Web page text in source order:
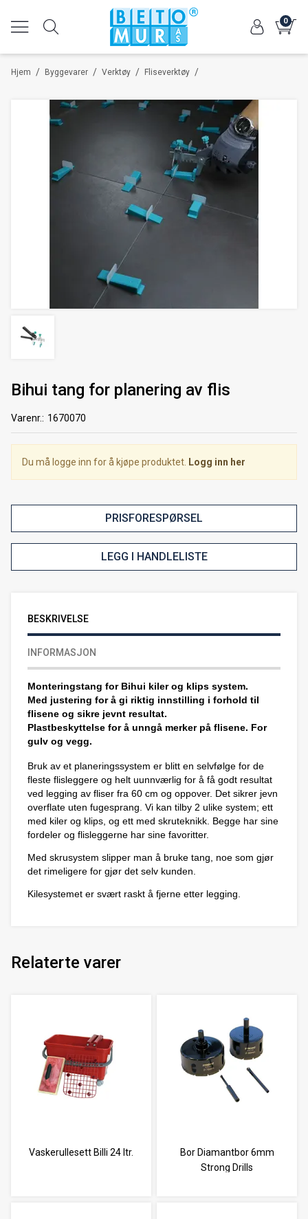
0
/
Hjem /
Byggevarer /
Verktøy /
Fliseverktøy
Bihui tang for planering av flis
Varenr.: 1670070
Du må logge inn for å kjøpe produktet. Logg inn her
PRISFORESPØRSEL
LEGG I HANDLELISTE
BESKRIVELSE
INFORMASJON
Monteringstang for Bihui kiler og klips system.
Med justering for å gi riktig innstilling i forhold til
flisene og sikre jevnt resultat.
Plastbeskyttelse for å unngå merker på flisene. For
gulv og vegg.
Bruk av et planeringssystem er blitt en selvfølge for de
fleste flisleggere og helt uunnværlig for å få godt resultat
ved legging av fliser fra 60 cm og oppover. Det sikrer jevn
overflate uten fugesprang. Vi kan tilby 2 ulike system; ett
med kiler og klips, og ett med skruteknikk. Begge har sine
fordeler og flisleggerne har sine favoritter.
Med skrusystem slipper man å bruke tang, noe som gjør
det rimeligere for gjør det selv kunden.
Kilesystemet er svært raskt å fjerne etter legging.
Relaterte varer
Vaskerullesett Billi 24 ltr.
Bor Diamantbor 6mm
Strong Drills